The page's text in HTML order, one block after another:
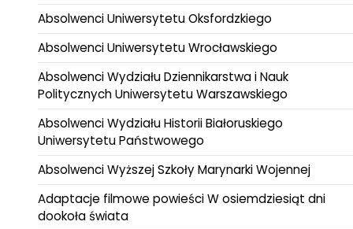
Absolwenci Uniwersytetu Oksfordzkiego
Absolwenci Uniwersytetu Wrocławskiego
Absolwenci Wydziału Dziennikarstwa i Nauk
Politycznych Uniwersytetu Warszawskiego
Absolwenci Wydziału Historii Białoruskiego
Uniwersytetu Państwowego
Absolwenci Wyższej Szkoły Marynarki Wojennej
Adaptacje filmowe powieści W osiemdziesiąt dni
dookoła świata